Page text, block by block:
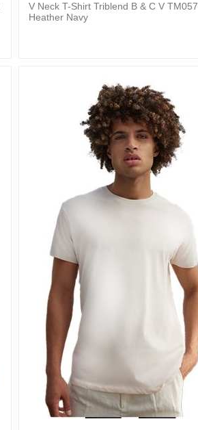
V Neck T-Shirt Triblend B & C V TM057
Heather Navy